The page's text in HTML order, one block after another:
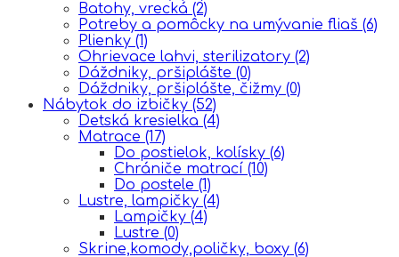
Batohy, vrecká (2)
Potreby a pomôcky na umývanie fliaš (6)
Plienky (1)
Ohrievace lahvi, sterilizatory (2)
Dáždniky, pršiplášte (0)
Dáždniky, pršiplášte, čižmy (0)
Nábytok do izbičky (52)
Detská kresielka (4)
Matrace (17)
Do postielok, kolísky (6)
Chrániče matrací (10)
Do postele (1)
Lustre, lampičky (4)
Lampičky (4)
Lustre (0)
Skrine,komody,poličky, boxy (6)